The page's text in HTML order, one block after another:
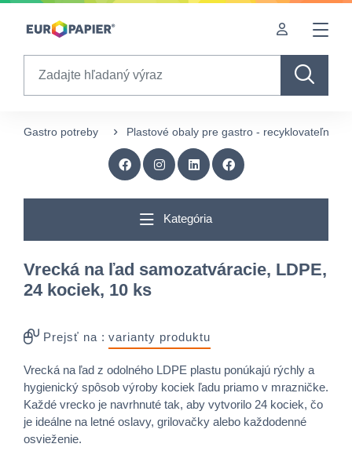
Table Of Content
Doplnkové produkty
Gastro potreby Plastové obaly pre gastro - recyklovateľné
Kategória
Vrecká na ľad samozatváracie, LDPE,
24 kociek, 10 ks
Prejsť na : varianty produktu
Vrecká na ľad z odolného LDPE plastu ponúkajú rýchly a
hygienický spôsob výroby kociek ľadu priamo v mrazničke.
Každé vrecko je navrhnuté tak, aby vytvorilo 24 kociek, čo
je ideálne na letné oslavy, grilovačky alebo každodenné
osvieženie.